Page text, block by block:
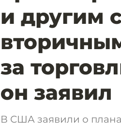
и другим
за
он заявил
В США заявили о